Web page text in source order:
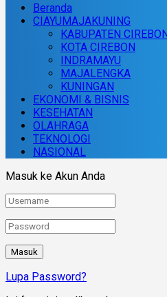
Beranda
CIAYUMAJAKUNING
KABUPATEN
KOTA CIREBON
INDRAMAYU
MAJALENGKA
KUNINGAN
EKONOMI & BISNIS
KESEHATAN
OLAHRAGA
TEKNOLOGI
NASIONAL
Masuk ke Akun Anda
Lupa Password?